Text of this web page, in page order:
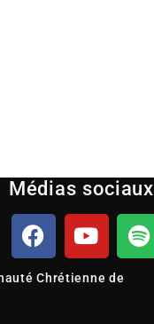
Médias sociaux
Chrétienne de